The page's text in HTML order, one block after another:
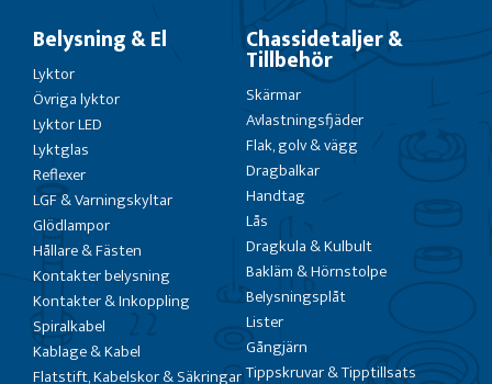
Belysning & El
Lyktor
Övriga lyktor
Lyktor LED
Lyktglas
Reflexer
LGF & Varningskyltar
Glödlampor
Hållare & Fästen
Kontakter belysning
Kontakter & Inkoppling
Spiralkabel
Kablage & Kabel
Flatstift, Kabelskor & Säkringar
Chassidetaljer &
Tillbehör
Skärmar
Avlastningsfjäder
Flak, golv & vägg
Dragbalkar
Handtag
Lås
Dragkula & Kulbult
Bakläm & Hörnstolpe
Belysningsplåt
Lister
Gångjärn
Tippskruvar & Tipptillsats